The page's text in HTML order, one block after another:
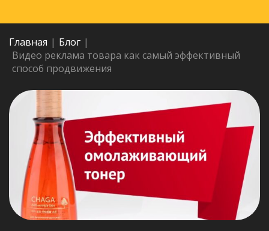
Главная | Блог |
Видео реклама товара как самый эффективный
способ продвижения